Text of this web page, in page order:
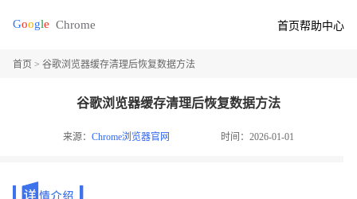
首页帮助中心
首页 > 谷歌浏览器缓存清理后恢复数据方法
谷歌浏览器缓存清理后恢复数据方法
来源：Chrome浏览器官网 时间：2026-01-01